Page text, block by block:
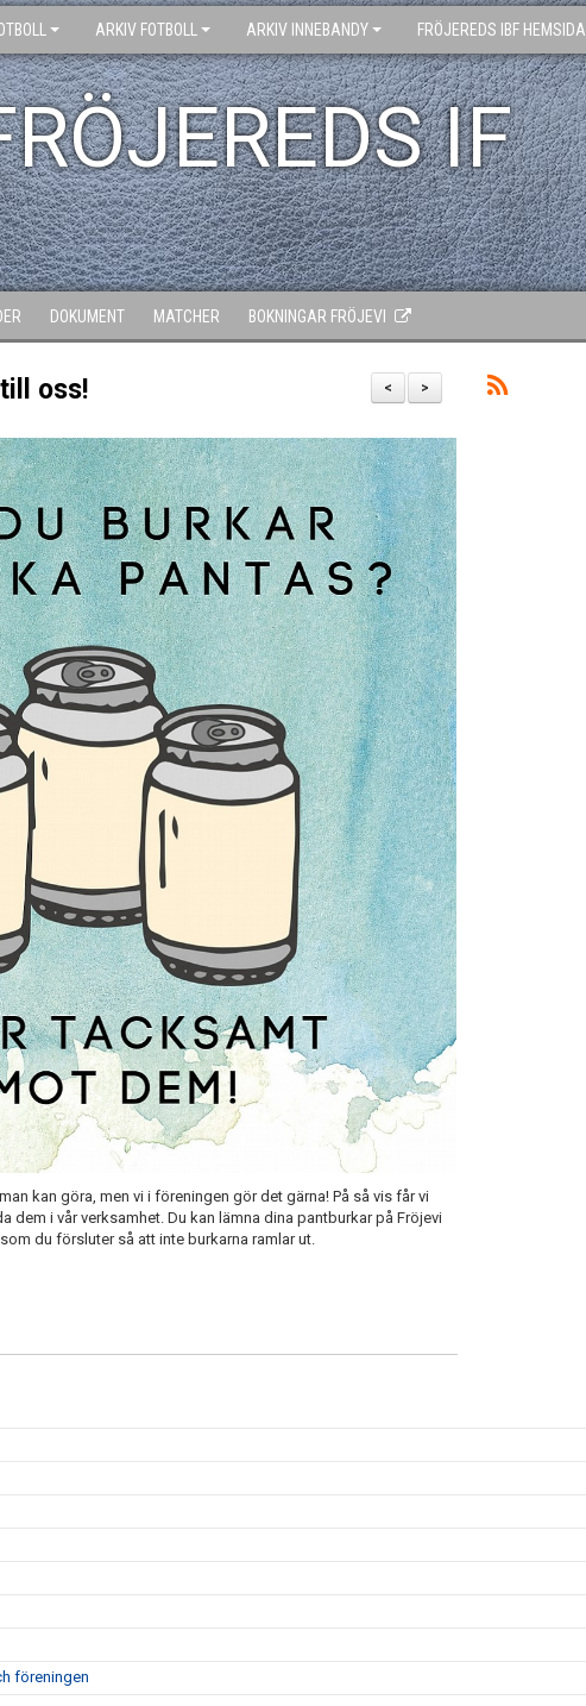
ARKIV FOTBOLL ARKIV INNEBANDY FRÖJEREDS IBF HEMSIDA
IF
DOKUMENT MATCHER BOKNINGAR FRÖJEVI
>
<
oss!
kan göra, men vi i föreningen gör det gärna! På så vis får vi
dem i vår verksamhet. Du kan lämna dina pantburkar på Fröjevi
du försluter så att inte burkarna ramlar ut.
föreningen